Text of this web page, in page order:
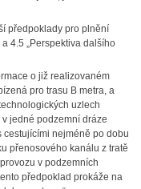
předpoklady pro plnění
4.5 „Perspektiva dalšího
o již realizovaném
pro trasu B metra, a
uzlech
jedné podzemní dráze
cestujícími nejméně po dobu
přenosového kanálu z tratě
v podzemních
předpoklad prokáže na